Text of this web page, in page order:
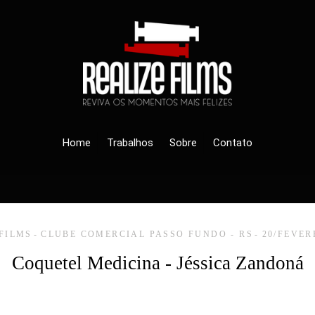
Home Trabalhos Sobre Contato
CLUBE COMERCIAL PASSO FUNDO - RS 20/
Coquetel Medicina - Jéssica Zandoná